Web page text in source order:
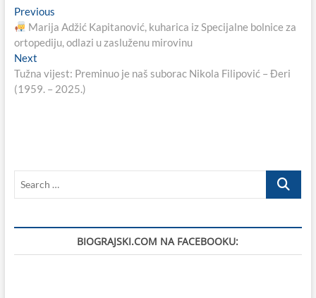
Navigacija
objava
PreviousPrevious
post:
Marija Adžić Kapitanović, kuharica iz Specijalne bolnice za
ortopediju, odlazi u zasluženu mirovinu
NextNext
post:
Tužna vijest: Preminuo je naš suborac Nikola Filipović – Đeri
(1959. – 2025.)
Search
BIOGRAJSKI.COM NA FACEBOOKU: